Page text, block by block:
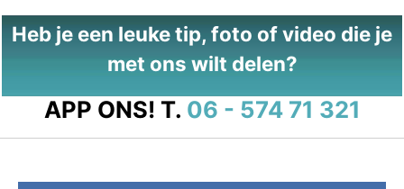
Heb je een leuke tip, foto of video die je
met ons wilt delen?
APP ONS! T. 06 - 574 71 321